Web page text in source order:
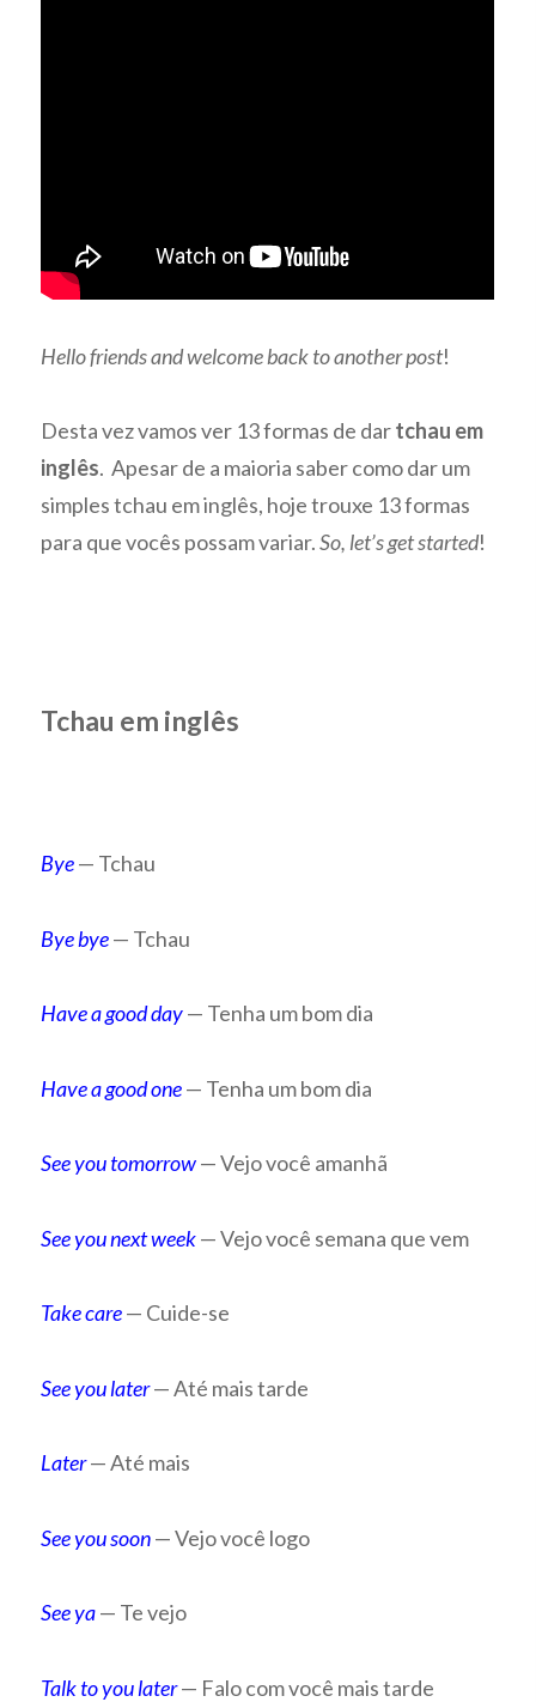
Hello friends and welcome back to another post!
Desta vez vamos ver 13 formas de dartchau em
inglês. Apesar de a maioria saber como dar um
simples tchau em inglês, hoje trouxe 13 formas
para que vocês possam variar.So, let’s get started!
Tchau em inglês
Bye— Tchau
Bye bye— Tchau
Have a good day— Tenha um bom dia
Have a good one— Tenha um bom dia
See you tomorrow— Vejo você amanhã
See you next week— Vejo você semana que vem
Take care— Cuide-se
See you later— Até mais tarde
Later— Até mais
See you soon— Vejo você logo
See ya— Te vejo
Talk to you later— Falo com você mais tarde